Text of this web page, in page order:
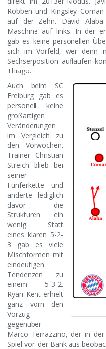
Robben und Kingsley
auf der Zehn. David
Maschine auf links. In der
gab es keine personellen
sich im Vorfeld, wer denn
Sechserposition auflaufen
Thiago.
Auch beim SC
Freiburg gab es
personell keine
großartigen
Veränderungen
im Vergleich zu
den Vorwochen.
Trainer Christian
Streich blieb bei
seiner
Fünferkette und
änderte lediglich
davor die
Strukturen ein
wenig. Statt
eines klaren 5-2-
3 gab es viele
Mischformen mit
eindeutigen
Tendenzen zu
einem 5-3-2.
Ryan Kent erhielt
ganz vorn den
Vorzug
gegenüber
Marco Terrazzino, der in
Spiel von der Bank aus